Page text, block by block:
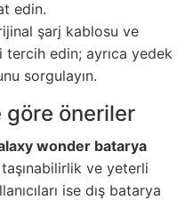
edin.
şarj kablosu ve
edin; ayrıca yedek
sorgulayın.
göre öneriler
wonder batarya
ve yeterli
ise dış batarya